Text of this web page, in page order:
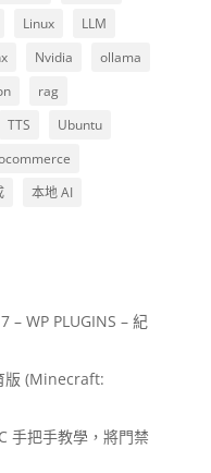
Linux
LLM
Nvidia
ollama
rag
TTS
Ubuntu
本地 AI
– WP PLUGINS – 紀
(Minecraft:
手把手教學，將門禁